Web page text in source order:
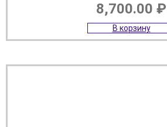
8,700.00 ₽
В корзину